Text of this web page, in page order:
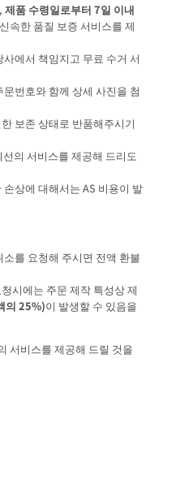
제품 수령일로부터 7일 이내
속한 품질 보증 서비스를 제
에서 책임지고 무료 수거 서
번호와 함께 상세 사진을 첨
보존 상태로 반품해주시기
의 서비스를 제공해 드리도
상에 대해서는 AS 비용이 발
소를 요청해 주시면 전액 환불
시에는 주문 제작 특성상 제
의 25%)이 발생할 수 있음을
서비스를 제공해 드릴 것을